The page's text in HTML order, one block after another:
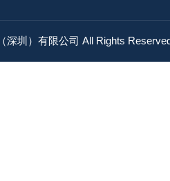
深圳）有限公司 All Rights